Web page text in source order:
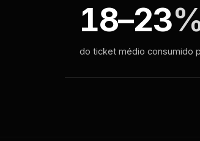
18–23
do ticket médio consumido